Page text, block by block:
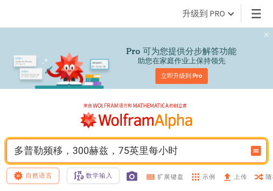
升级到 PRO
Pro 可为您提供分步解答功能
助您在家庭作业上保持领先
立即升级到 Pro
多普勒频移，300赫兹，75英里每小时
自然语言 数学输入 扩展键盘 示例 上传